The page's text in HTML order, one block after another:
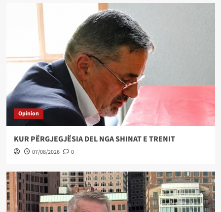
Opinion
KUR PËRGJEGJËSIA DEL NGA SHINAT E TRENIT
07/08/2026 0